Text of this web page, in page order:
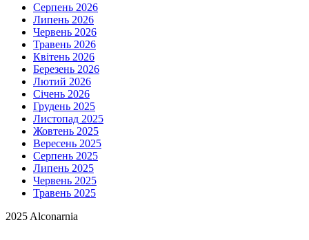
Серпень 2026
Липень 2026
Червень 2026
Травень 2026
Квітень 2026
Березень 2026
Лютий 2026
Січень 2026
Грудень 2025
Листопад 2025
Жовтень 2025
Вересень 2025
Серпень 2025
Липень 2025
Червень 2025
Травень 2025
2025 Alconarnia